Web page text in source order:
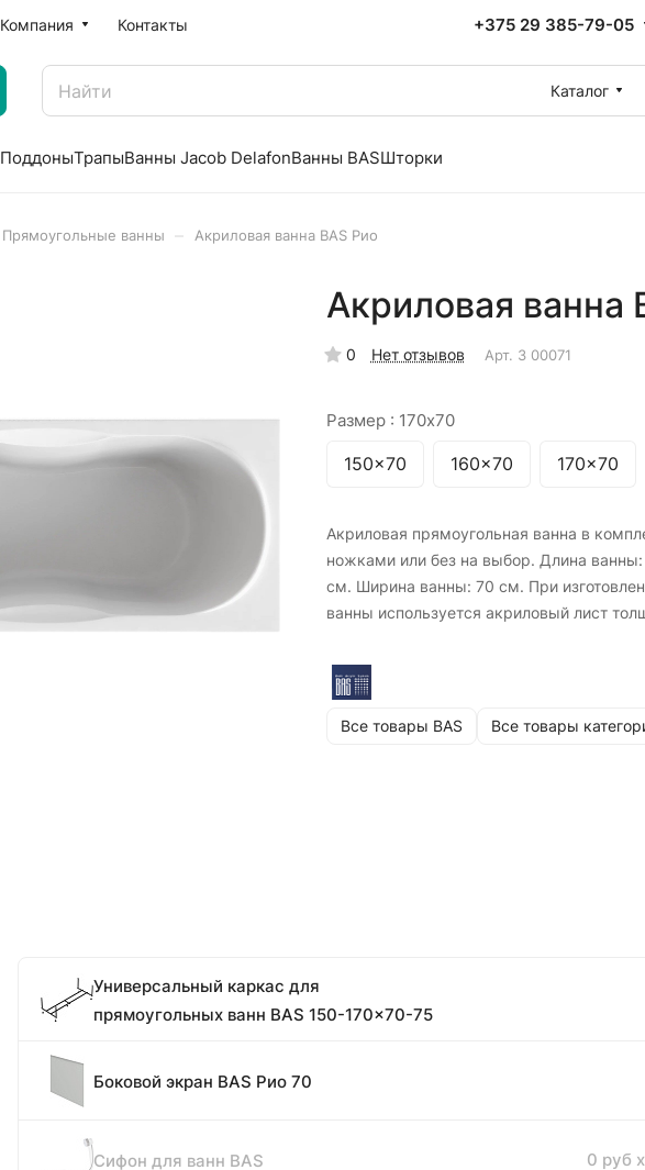
Компания Контакты +375 29 385-79-05
Каталог
ПоддоныТрапыВанны Jacob DelafonВанны BASШторки
Прямоугольные ванны Акриловая ванна BAS Рио
Акриловая ванна
0 Нет отзывов Арт. З 00071
Размер : 170x70
150x70 160x70 170x70
Акриловая прямоугольная ванна в
ножками или без на выбор. Длина
см. Ширина ванны: 70 см. При
ванны используется акриловый лист
Все товары BAS Все товары
Универсальный каркас для
прямоугольных ванн BAS 150-170x70-75
Боковой экран BAS Рио 70
Сифон для ванн BAS 0 руб